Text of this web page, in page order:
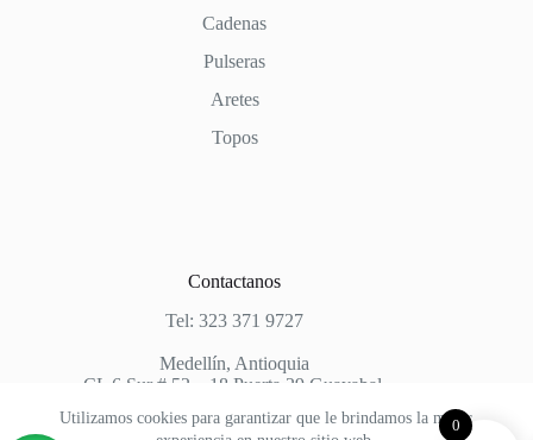
Utilizamos cookies para garantizar que le brindamos la mejor
Cadenas
Pulseras
Aretes
Topos
Contactanos
Tel: 323 371 9727
Medellín, Antioquia
CL 6 Sur # 52 – 18 Puerta 29 Guayabal.
0